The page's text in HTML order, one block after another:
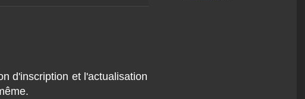
d'inscription et l'actualisation